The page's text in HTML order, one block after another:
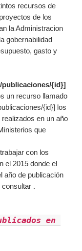
recursos de
de los
la Administracion
gobernabilidad
gasto y
publicaciones/{id}]
un recurso llamado
{id}] los
en un año
que
con los
el 2015 donde el
año de publicación
.
en